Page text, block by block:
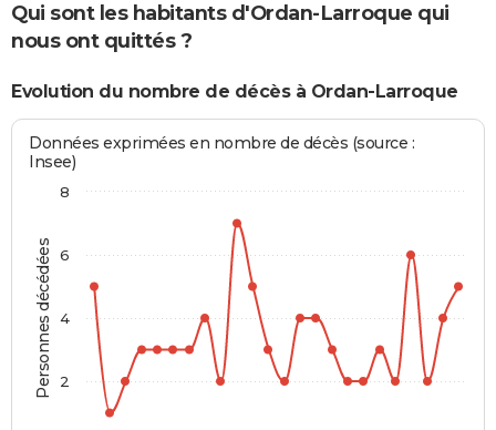
Qui sont les habitants d'Ordan-Larroque qui
nous ont quittés ?
Evolution du nombre de décès à Ordan-Larroque
Personnes décédées
Données exprimées en nombre de décès (source :
Insee)
2
4
6
8